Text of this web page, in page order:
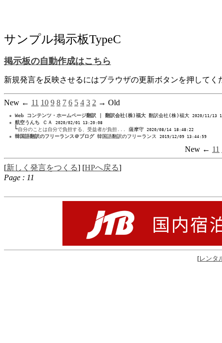
サンプル掲示板TypeC
掲示板の自動作成はこちら
新規発言を反映させるにはブラウザの更新ボタンを押してく
New ← 11 10 9 8 7 6 5 4 3 2 → Old
★ Web コンテンツ・ホームページ翻訳 | 翻訳会社(株)福大 翻訳会社(株)福大 2020/11/13
★ 航空うんち ＣＡ 2020/02/01 13:20:08
└自分のことは自分で負担する、受益者が負担... 薩摩守 2020/08/14 18:48:22
★ 韓国語翻訳のフリーランス＠ブログ 韓国語翻訳のフリーランス 2019/12/09 13:44:59
New ← 11
[新しく発言をつくる] [HPへ戻る]
Page : 11
[レンタ